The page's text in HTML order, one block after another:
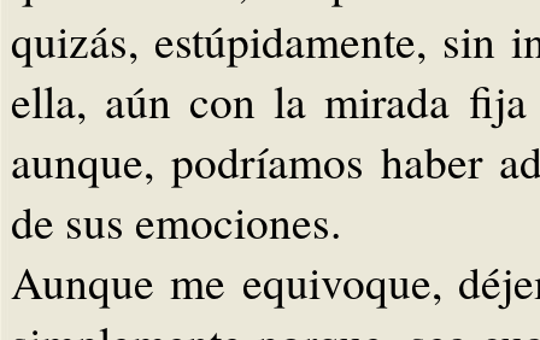
quizás, estúpidamente, sin
ella, aún con la mirada
aunque, podríamos haber
de sus emociones.
Aunque me equivoque,